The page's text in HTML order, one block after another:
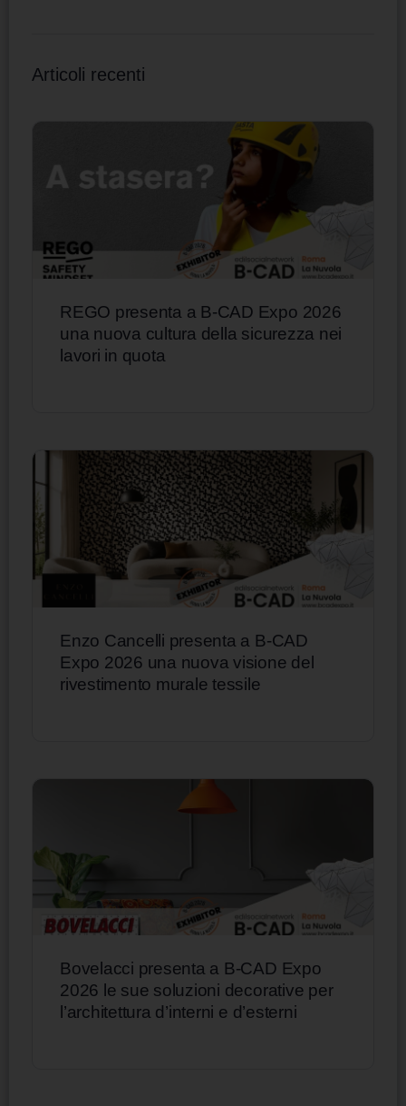
Articoli recenti
REGO presenta a B-CAD Expo 2026
una nuova cultura della sicurezza nei
lavori in quota
Enzo Cancelli presenta a B-CAD
Expo 2026 una nuova visione del
rivestimento murale tessile
Bovelacci presenta a B-CAD Expo
2026 le sue soluzioni decorative per
l’architettura d’interni e d’esterni